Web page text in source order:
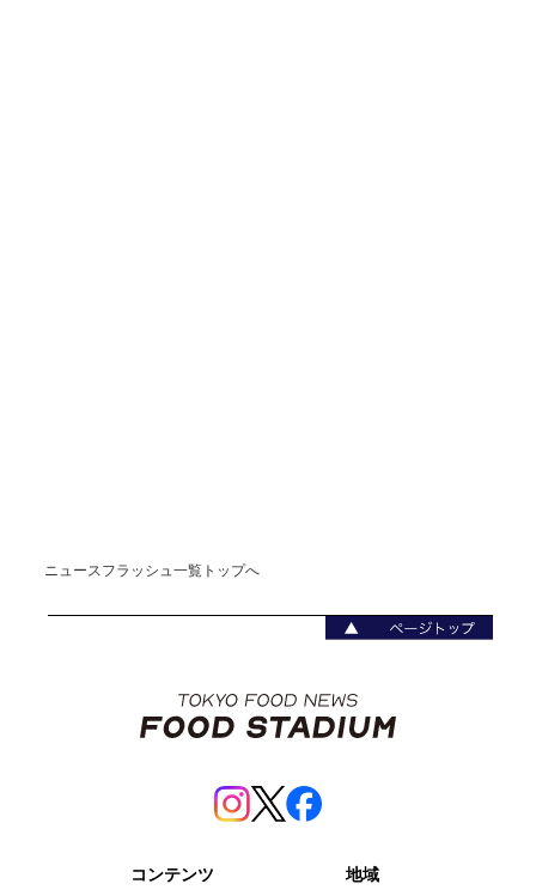
ニュースフラッシュ一覧トップへ
コンテンツ
地域